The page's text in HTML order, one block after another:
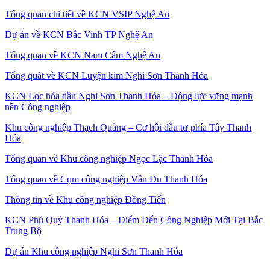
Tổng quan chi tiết về KCN VSIP Nghệ An
Dự án về KCN Bắc Vinh TP Nghệ An
Tổng quan về KCN Nam Cấm Nghệ An
Tổng quát về KCN Luyện kim Nghi Sơn Thanh Hóa
KCN Lọc hóa dầu Nghi Sơn Thanh Hóa – Động lực vững mạnh
nền Công nghiệp
Khu công nghiệp Thạch Quảng – Cơ hội đầu tư phía Tây Thanh
Hóa
Tổng quan về Khu công nghiệp Ngọc Lặc Thanh Hóa
Tổng quan về Cụm công nghiệp Vân Du Thanh Hóa
Thông tin về Khu công nghiệp Đồng Tiến
KCN Phú Quý Thanh Hóa – Điểm Đến Công Nghiệp Mới Tại Bắc
Trung Bộ
Dự án Khu công nghiệp Nghi Sơn Thanh Hóa